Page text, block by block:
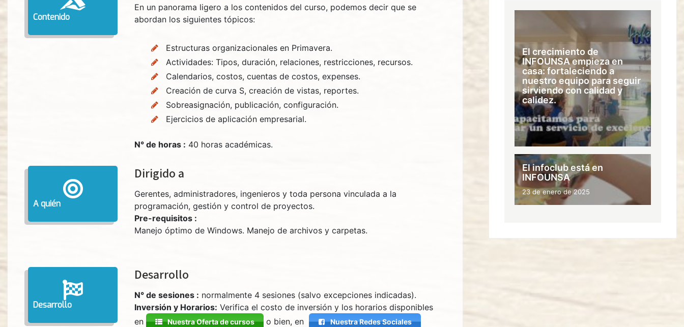
Contenido
En un panorama ligero a los contenidos del curso, podemos decir que se
abordan los siguientes tópicos:
Estructuras organizacionales en Primavera.
Actividades: Tipos, duración, relaciones, restricciones, recursos.
Calendarios, costos, cuentas de costos, expenses.
Creación de curva S, creación de vistas, reportes.
Sobreasignación, publicación, configuración.
Ejercicios de aplicación empresarial.
N° de horas : 40 horas académicas.
A quién
Dirigido a
Gerentes, administradores, ingenieros y toda persona vinculada a la
programación, gestión y control de proyectos.
Pre-requisitos :
Manejo óptimo de Windows. Manejo de archivos y carpetas.
Desarrollo
Desarrollo
N° de sesiones : normalmente 4 sesiones (salvo excepciones indicadas).
Inversión y Horarios: Verifica el costo de inversión y los horarios disponibles
en
Nuestra Oferta de cursos o bien, en Nuestra Redes Sociales
El crecimiento de
INFOUNSA empieza en
casa: fortaleciendo a
nuestro equipo para seguir
sirviendo con calidad y
calidez.
El infoclub está en
INFOUNSA
23 de enero de 2025